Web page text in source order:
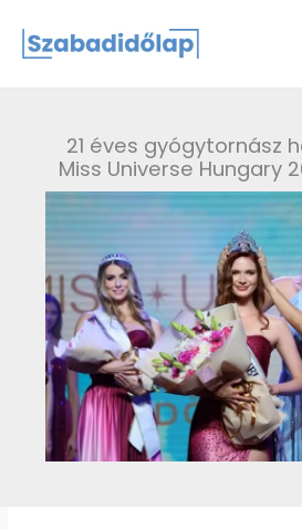
content
21 éves gyógytornász
Miss Universe Hungary